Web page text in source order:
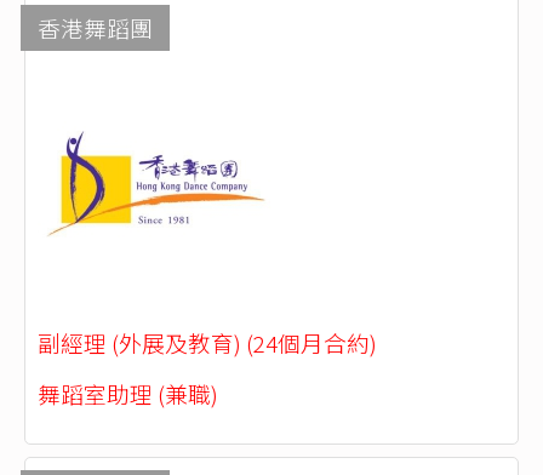
香港舞蹈團
副經理 (外展及教育) (24個月合約)
舞蹈室助理 (兼職)